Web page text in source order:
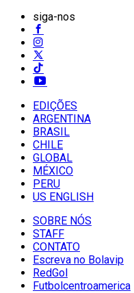
siga-nos
EDIÇÕES
ARGENTINA
BRASIL
CHILE
GLOBAL
MÉXICO
PERU
US ENGLISH
SOBRE NÓS
STAFF
CONTATO
Escreva no Bolavip
RedGol
Futbolcentroamerica